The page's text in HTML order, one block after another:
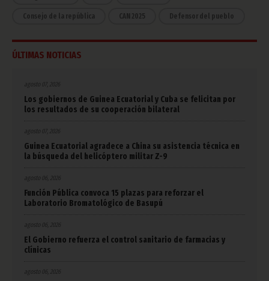
Consejo de la república CAN 2025 Defensor del pueblo
ÚLTIMAS NOTICIAS
agosto 07, 2026
Los gobiernos de Guinea Ecuatorial y Cuba se felicitan por
los resultados de su cooperación bilateral
agosto 07, 2026
Guinea Ecuatorial agradece a China su asistencia técnica en
la búsqueda del helicóptero militar Z-9
agosto 06, 2026
Función Pública convoca 15 plazas para reforzar el
Laboratorio Bromatológico de Basupú
agosto 06, 2026
El Gobierno refuerza el control sanitario de farmacias y
clínicas
agosto 06, 2026